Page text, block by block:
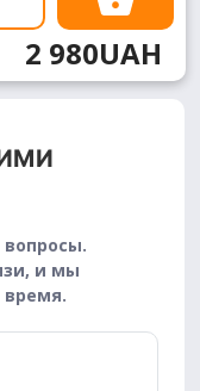
2 980UAH
и мы